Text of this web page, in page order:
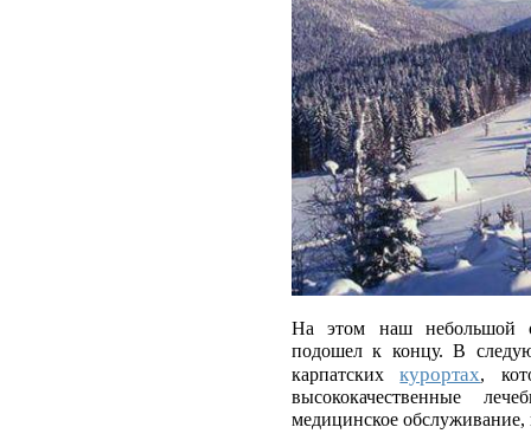
На этом наш небольшой
подошел к концу. В
карпатскихкурортах,
высококачественные
медицинское